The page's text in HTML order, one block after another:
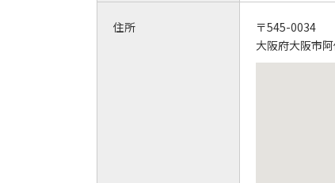
住所
〒545-0034
大阪府大阪市